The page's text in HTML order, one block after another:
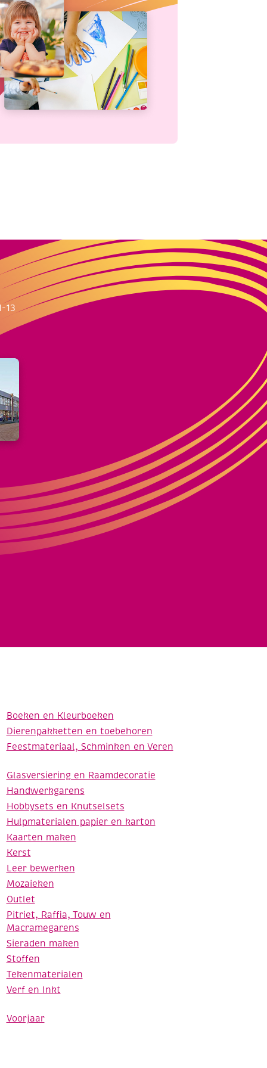
13
Boeken en Kleurboeken
Dierenpakketten en toebehoren
Feestmateriaal, Schminken en Veren
Glasversiering en Raamdecoratie
Handwerkgarens
Hobbysets en Knutselsets
Hulpmaterialen papier en karton
Kaarten maken
Kerst
Leer bewerken
Mozaieken
Outlet
Pitriet, Raffia, Touw en
Macramegarens
Sieraden maken
Stoffen
Tekenmaterialen
Verf en Inkt
Voorjaar